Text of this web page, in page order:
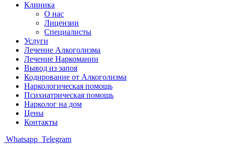
Клиника
О нас
Лицензии
Специалисты
Услуги
Лечение Алкоголизма
Лечение Наркомании
Вывод из запоя
Кодирование от Алкоголизма
Наркологическая помощь
Психиатрическая помощь
Нарколог на дом
Цены
Контакты
Whatsapp Telegram